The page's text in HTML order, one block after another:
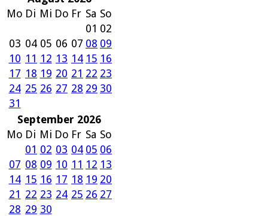
Mo Di Mi Do Fr Sa So
01 02
03 04 05 06 07 08 09
10 11 12 13 14 15 16
17 18 19 20 21 22 23
24 25 26 27 28 29 30
31
September 2026
Mo Di Mi Do Fr Sa So
01 02 03 04 05 06
07 08 09 10 11 12 13
14 15 16 17 18 19 20
21 22 23 24 25 26 27
28 29 30